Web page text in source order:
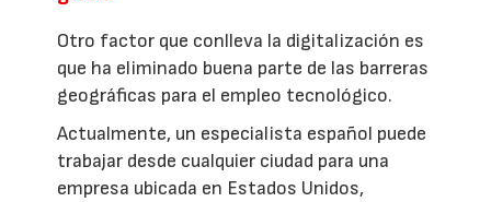
Otro factor que conlleva la digitalización es
que ha eliminado buena parte de las barreras
geográficas para el empleo tecnológico.
Actualmente, un especialista español puede
trabajar desde cualquier ciudad para una
empresa ubicada en Estados Unidos,